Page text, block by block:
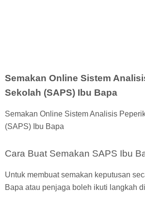
Semakan Online Sistem
Sekolah (SAPS) Ibu Bapa
Semakan Online Sistem Analisis
(SAPS) Ibu Bapa
Cara Buat Semakan SAPS Ibu
Untuk membuat semakan keputusan
Bapa atau penjaga boleh ikuti langkah